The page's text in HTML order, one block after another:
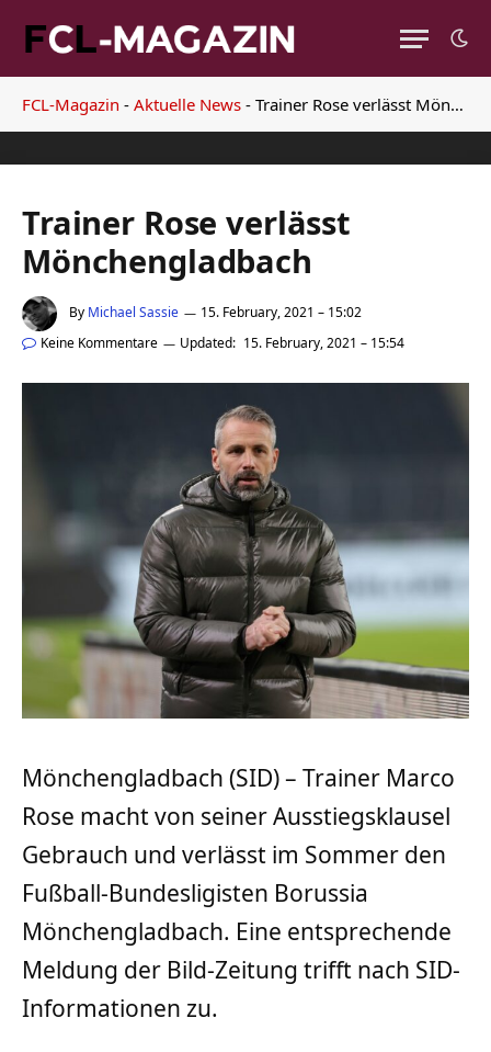
FCL-Magazin - Aktuelle News - Trainer Rose verlässt Mönchengladbach
Trainer Rose verlässt
Mönchengladbach
By Michael Sassie
15. February, 2021 – 15:02
Keine Kommentare
Updated: 15. February, 2021 – 15:54
Mönchengladbach (SID) – Trainer Marco
Rose macht von seiner Ausstiegsklausel
Gebrauch und verlässt im Sommer den
Fußball-Bundesligisten Borussia
Mönchengladbach. Eine entsprechende
Meldung der Bild-Zeitung trifft nach SID-
Informationen zu.